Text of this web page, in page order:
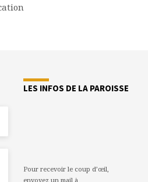
LES INFOS DE LA PAROISSE
Pour recevoir le coup d’œil,
envoyez un mail à